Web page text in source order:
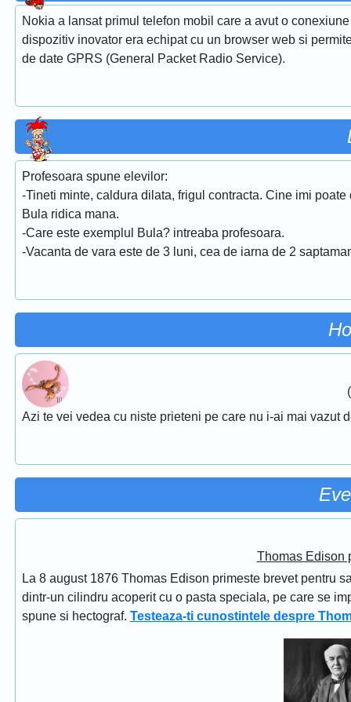
Nokia a lansat primul telefon mobil care a avut o
dispozitiv inovator era echipat cu un browser web si
de date GPRS (General Packet Radio Service).
Profesoara spune elevilor:
-Tineti minte, caldura dilata, frigul contracta. Cine imi poate
Bula ridica mana.
-Care este exemplul Bula? intreaba profesoara.
-Vacanta de vara este de 3 luni, cea de iarna de 2
Azi te vei vedea cu niste prieteni pe care nu i-ai mai vazut
Thomas Edison
La 8 august 1876 Thomas Edison primeste brevet pentru
dintr-un cilindru acoperit cu o pasta speciala, pe care se
spune si hectograf. Testeaza-ti cunostintele despre